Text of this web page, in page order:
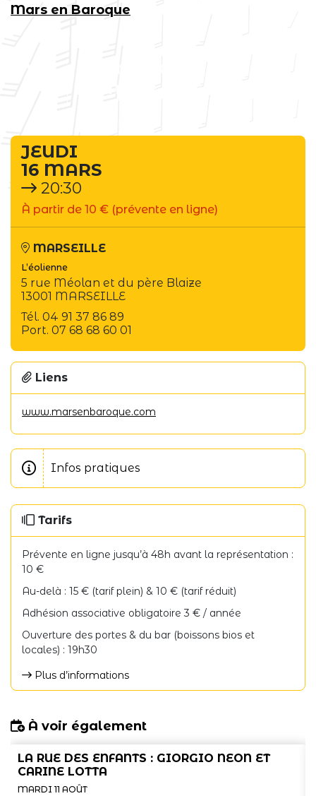
Mars en Baroque
JEUDI
16 MARS
20:30
À partir de 10 € (prévente en ligne)
MARSEILLE
L’éolienne
5 rue Méolan et du père Blaize
13001 MARSEILLE
Tél. 04 91 37 86 89
Port. 07 68 68 60 01
Liens
www.marsenbaroque.com
Infos pratiques
Tarifs
Prévente en ligne jusqu’à 48h avant la représentation :
10 €
Au-delà : 15 € (tarif plein) & 10 € (tarif réduit)
Adhésion associative obligatoire 3 € / année
Ouverture des portes & du bar (boissons bios et
locales) : 19h30
Plus d’informations
À voir également
LA RUE DES ENFANTS : GIORGIO NEON ET
CARINE LOTTA
MARDI 11 AOÛT